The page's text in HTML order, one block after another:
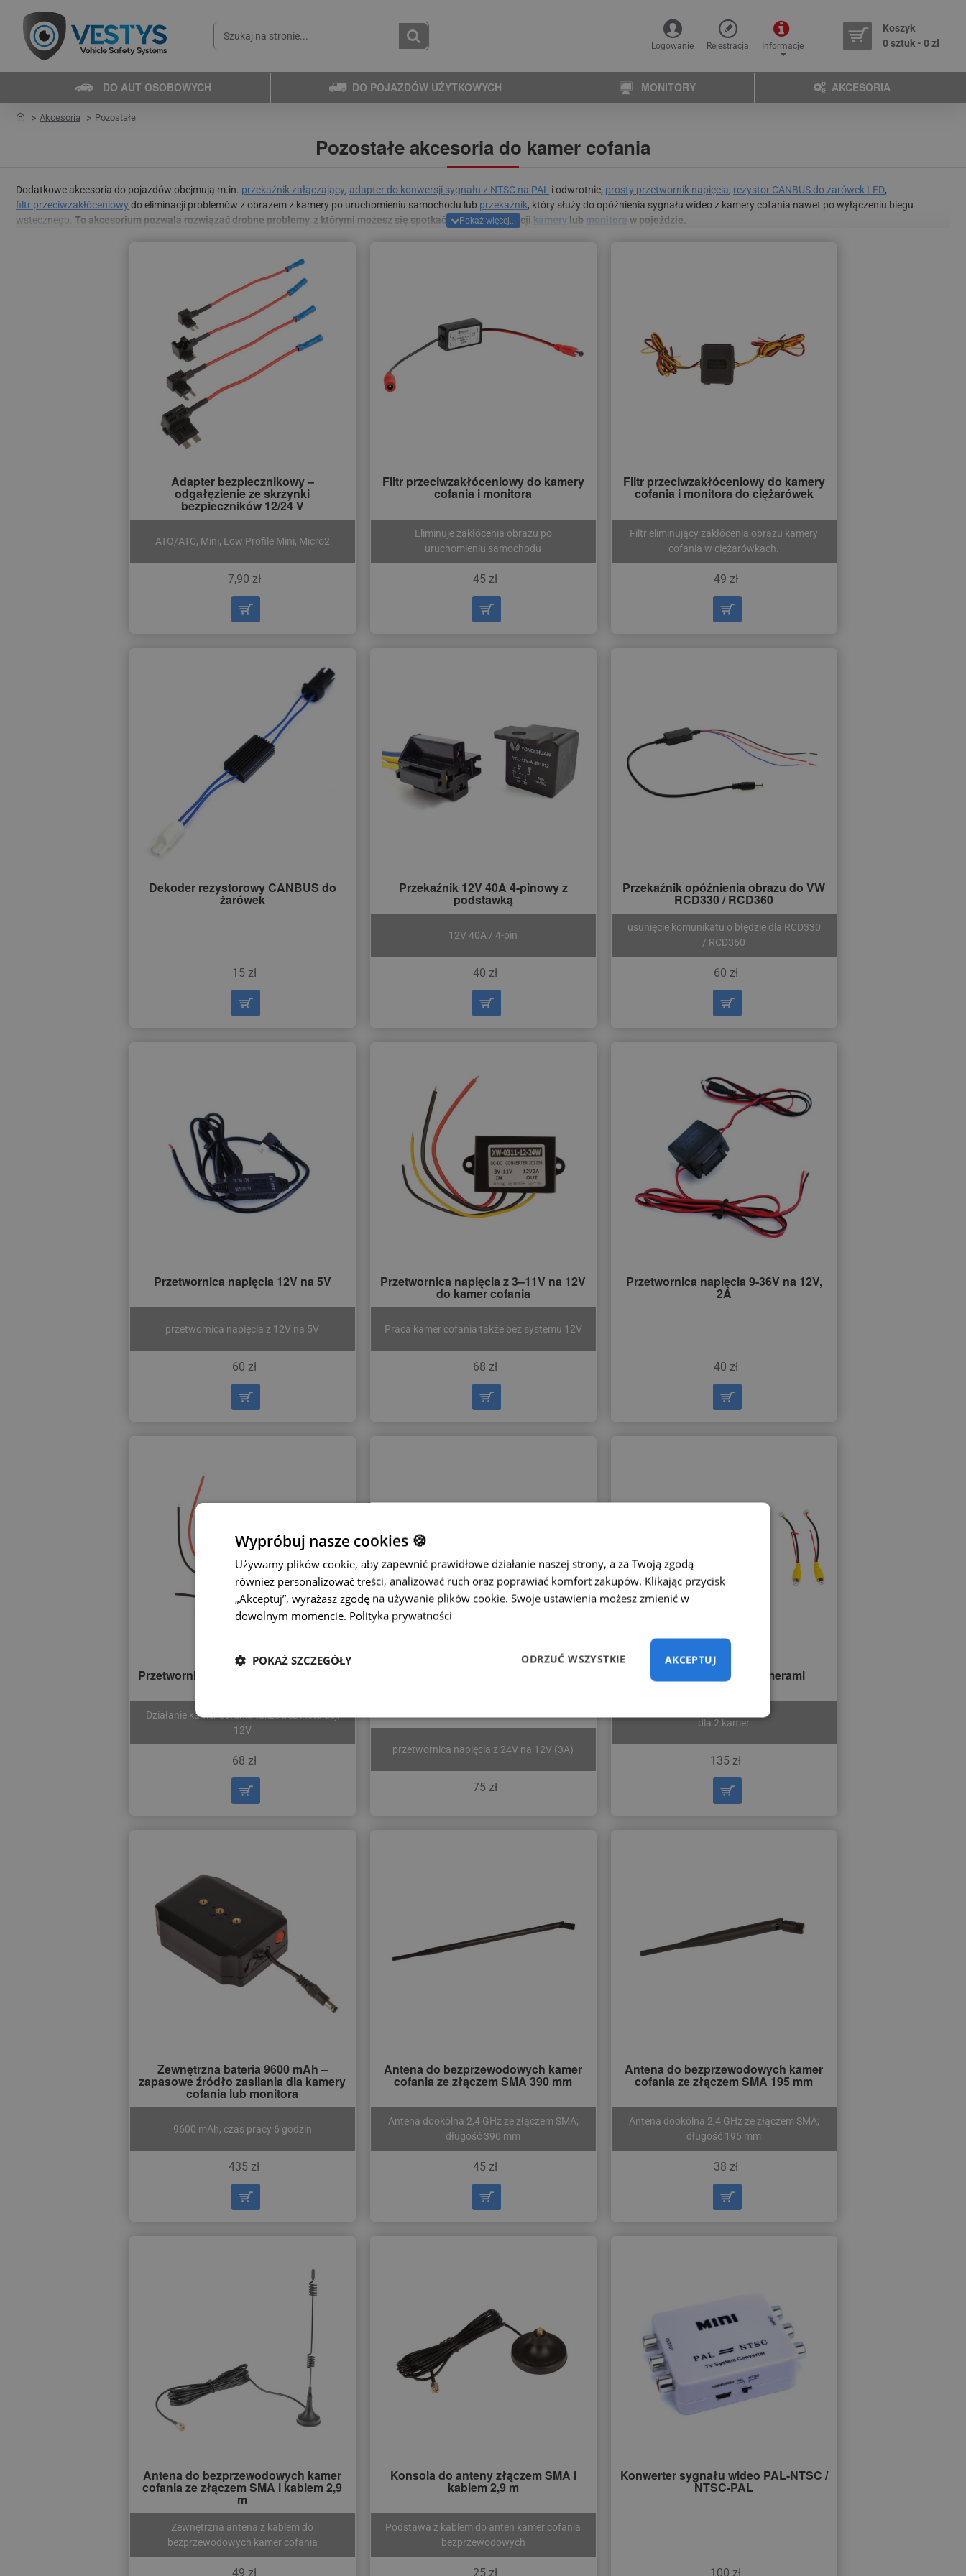
Szukaj
stronie...
Logowanie Rejestracja Informacje
Koszyk
0 sztuk - 0 zł
DO AUT OSOBOWYCH DO POJAZDÓW UŻYTKOWYCH MONITORY AKCESORIA
Pozostałe akcesoria do kamer cofania
homeAkcesoria Pozostałe
Dodatkowe akcesoria do pojazdów obejmują m.in. przekaźnik załączający, adapter do konwersji sygnału z NTSC na PAL i odwrotnie, prosty przetwornik napięcia, rezystor CANBUS do żarówek LED,
filtr przeciwzakłóceniowydo eliminacji problemów z obrazem z kamery po uruchomieniu samochodu lub przekaźnik, który służy do opóźnienia sygnału wideo z kamery cofania nawet po wyłączeniu biegu
wstecznego. To akcesorium pozwala rozwiązać drobne problemy, z którymi możesz się spotkać podczas instalacji kamery lub monitora w pojeździe.
ATO/ATC, Mini, Low Profile Mini, Micro2
Adapter bezpiecznikowy –
odgałęzienie ze skrzynki
bezpieczników 12/24 V
7,90 zł
Eliminuje zakłócenia obrazu po
uruchomieniu samochodu
Filtr przeciwzakłóceniowy do kamery
cofania i monitora
45 zł
Filtr eliminujący zakłócenia obrazu kamery
cofania w ciężarówkach.
Filtr przeciwzakłóceniowy do kamery
cofania i monitora do ciężarówek
49 zł
Dekoder rezystorowy CANBUS do
żarówek
15 zł
12V 40A / 4-pin
Przekaźnik 12V 40A 4-pinowy z
podstawką
40 zł
usunięcie komunikatu o błędzie dla RCD330
/ RCD360
Przekaźnik opóźnienia obrazu do VW
RCD330 / RCD360
60 zł
przetwornica napięcia z 12V na 5V
Przetwornica napięcia 12V na 5V
60 zł
Praca kamer cofania także bez systemu 12V
Przetwornica napięcia z 3–11V na 12V
do kamer cofania
68 zł
Przetwornica napięcia 9-36V na 12V,
2A
40 zł
Działanie kamer cofania także bez instalacji
12V
Przetwornica napięcia z 15-80V na 12V
68 zł
przetwornica napięcia z 24V na 12V (3A)
75 zł
dla 2 kamer
Przełącznik między kamerami
135 zł
9600 mAh, czas pracy 6 godzin
Zewnętrzna bateria 9600 mAh –
zapasowe źródło zasilania dla kamery
cofania lub monitora
435 zł
Antena dookólna 2,4 GHz ze złączem SMA;
długość 390 mm
Antena do bezprzewodowych kamer
cofania ze złączem SMA 390 mm
45 zł
Antena dookólna 2,4 GHz ze złączem SMA;
długość 195 mm
Antena do bezprzewodowych kamer
cofania ze złączem SMA 195 mm
38 zł
Zewnętrzna antena z kablem do
bezprzewodowych kamer cofania
Antena do bezprzewodowych kamer
cofania ze złączem SMA i kablem 2,9
m
49 zł
Podstawa z kablem do anten kamer cofania
bezprzewodowych
Konsola do anteny złączem SMA i
kablem 2,9 m
25 zł
Konwerter sygnału wideo PAL-NTSC /
NTSC-PAL
100 zł
Wypróbuj nasze cookies 🍪
Używamy plików cookie, aby zapewnić prawidłowe działanie naszej strony, a za Twoją zgodą
również personalizować treści, analizować ruch oraz poprawiać komfort zakupów. Klikając przycisk
„Akceptuj”, wyrażasz zgodę na używanie plików cookie. Swoje ustawienia możesz zmienić w
dowolnym momencie. Polityka prywatności
AKCEPTUJ
ODRZUĆ WSZYSTKIE
POKAŻ SZCZEGÓŁY